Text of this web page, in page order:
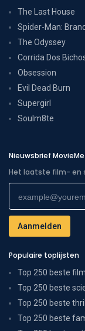
The Last House
Spider-Man:
The Odyssey
Corrida Dos
Obsession
Evil Dead Burn
Supergirl
Soulm8te
Nieuwsbrief
Het laatste film- en
Populaire toplijsten
Top 250 beste
Top 250 beste
Top 250 beste
Top 250 beste